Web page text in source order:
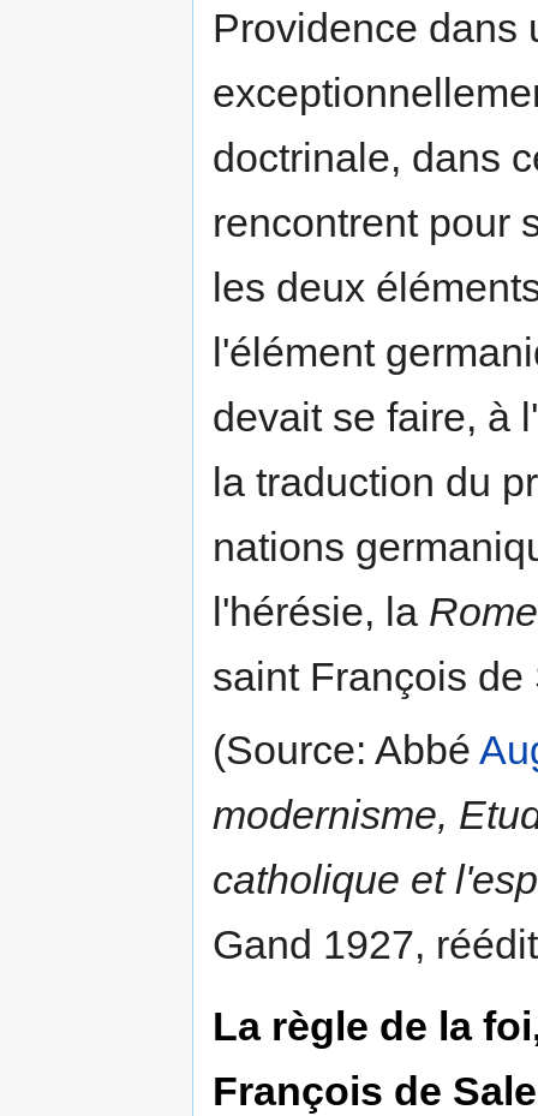
Providence dans
doctrinale, dans
rencontrent pour
les deux
l'élément
devait se faire, à
la traduction du
nations
l'hérésie, la
saint François
(Source: Abbé
modernisme,
catholique et
Gand 1927,
La règle de la
François de